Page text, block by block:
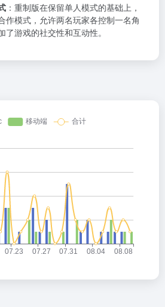
：重制版在保留单人模式的基础上，
作模式，允许两名玩家各控制一名角
了游戏的社交性和互动性。